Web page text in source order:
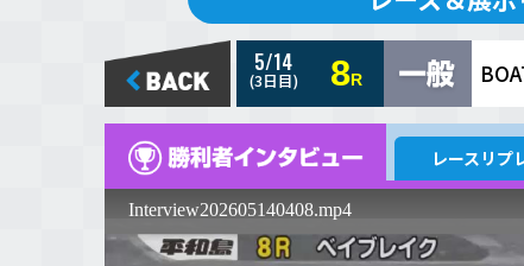
(3日目) 8R